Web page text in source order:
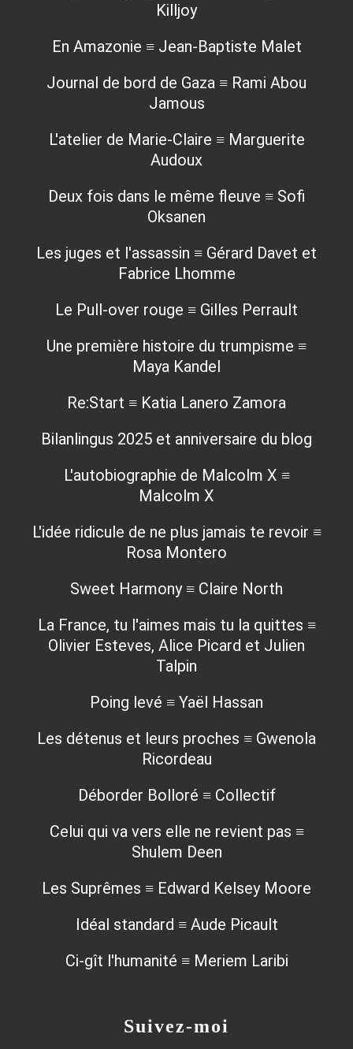
Suivez-moi
Killjoy
En Amazonie ≡ Jean-Baptiste Malet
Journal de bord de Gaza ≡ Rami Abou
Jamous
L'atelier de Marie-Claire ≡ Marguerite
Audoux
Deux fois dans le même fleuve ≡ Sofi
Oksanen
Les juges et l'assassin ≡ Gérard Davet et
Fabrice Lhomme
Le Pull-over rouge ≡ Gilles Perrault
Une première histoire du trumpisme ≡
Maya Kandel
Re:Start ≡ Katia Lanero Zamora
Bilanlingus 2025 et anniversaire du blog
L'autobiographie de Malcolm X ≡
Malcolm X
L'idée ridicule de ne plus jamais te revoir ≡
Rosa Montero
Sweet Harmony ≡ Claire North
La France, tu l'aimes mais tu la quittes ≡
Olivier Esteves, Alice Picard et Julien
Talpin
Poing levé ≡ Yaël Hassan
Les détenus et leurs proches ≡ Gwenola
Ricordeau
Déborder Bolloré ≡ Collectif
Celui qui va vers elle ne revient pas ≡
Shulem Deen
Les Suprêmes ≡ Edward Kelsey Moore
Idéal standard ≡ Aude Picault
Ci-gît l'humanité ≡ Meriem Laribi